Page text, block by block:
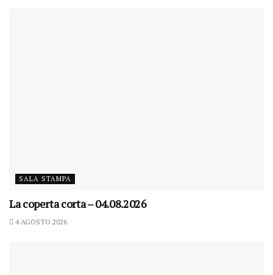
SALA STAMPA
La coperta corta – 04.08.2026
4 AGOSTO 2026